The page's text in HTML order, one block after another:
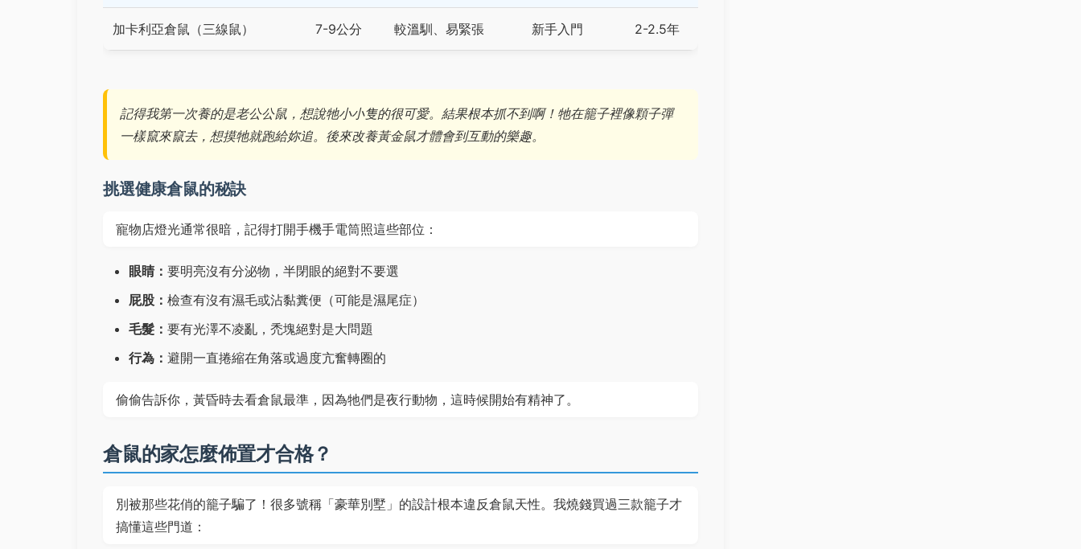
加卡利亞倉鼠（三線鼠） 7-9公分 較溫馴、易緊張 新手入門 2-2.5年
記得我第一次養的是老公公鼠，想說牠小小隻的很可愛。結果根本抓不到啊！牠在籠子裡像顆子彈
一樣竄來竄去，想摸牠就跑給妳追。後來改養黃金鼠才體會到互動的樂趣。
挑選健康倉鼠的秘訣
寵物店燈光通常很暗，記得打開手機手電筒照這些部位：
眼睛： 要明亮沒有分泌物，半閉眼的絕對不要選
屁股： 檢查有沒有濕毛或沾黏糞便（可能是濕尾症）
毛髮： 要有光澤不凌亂，禿塊絕對是大問題
行為： 避開一直捲縮在角落或過度亢奮轉圈的
偷偷告訴你，黃昏時去看倉鼠最準，因為牠們是夜行動物，這時候開始有精神了。
倉鼠的家怎麼佈置才合格？
別被那些花俏的籠子騙了！很多號稱「豪華別墅」的設計根本違反倉鼠天性。我燒錢買過三款籠子才
搞懂這些門道：